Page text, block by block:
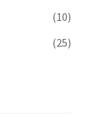
(10)
(25)